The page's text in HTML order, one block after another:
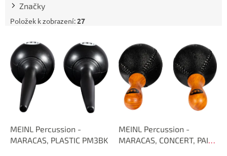
Značky
Položek k zobrazení:27
p
MEINL Percussion -
MARACAS, PLASTIC PM3BK
MEINL Percussion -
MARACAS, CONCERT, PAIR